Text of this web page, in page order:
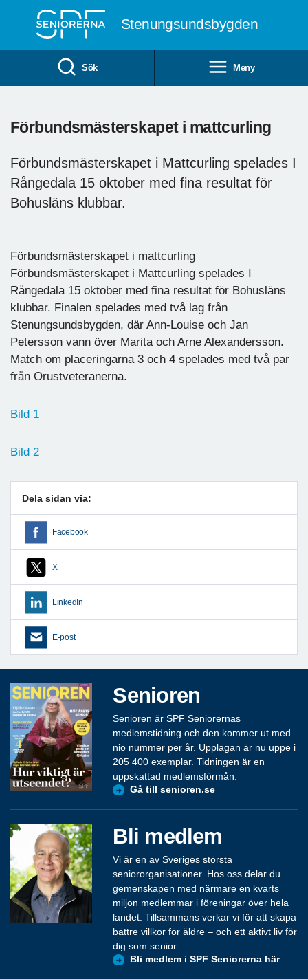
Stenungsundsbygden
Sök Meny
Förbundsmästerskapet i mattcurling
Förbundsmästerskapet i Mattcurling spelades I
Rångedala 15 oktober med fina resultat för
Bohusläns klubbar.
Förbundsmästerskapet i mattcurling
Förbundsmästerskapet i Mattcurling spelades I
Rångedala 15 oktober med fina resultat för Bohusläns
klubbar. Finalen spelades med två lag från
Stenungsundsbygden, där Ann-Louise och Jan
Petersson vann över Marita och Arne Alexandersson.
Match om placeringarna 3 och 4 spelades med två par
från Orustveteranerna.
Bild 1
Bild 2
Dela sidan via:
Facebook
X
LinkedIn
E-post
Senioren
Senioren är SPF Seniorernas
medlemstidning och den kommer ut med
nio nummer per år. Upplagan är nu uppe i
205 400 exemplar. Tidningen är en
uppskattad medlemsförmån.
Gå till senioren.se
Bli medlem
Vi är en av Sveriges största
seniororganisationer. Hos oss delar du
gemenskapen med närmare en kvarts
miljon medlemmar i föreningar över hela
landet. Tillsammans verkar vi för att skapa
bättre villkor för äldre – och ett aktivt liv för
dig som senior.
Bli medlem i SPF Seniorerna här